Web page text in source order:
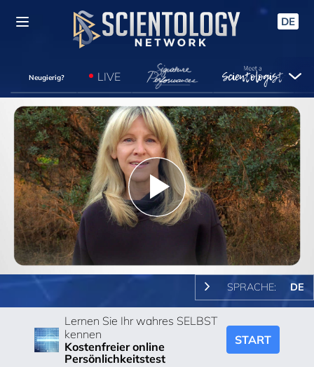
DE
Neugierig? LIVE
Play
Video
SPRACHE: DE
Lernen Sie Ihr wahres SELBST
kennen
Kostenfreier online
Persönlichkeitstest
START